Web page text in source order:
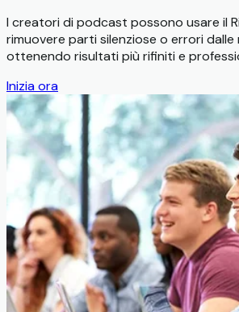
I creatori di podcast possono usare il
rimuovere parti silenziose o errori dalle
ottenendo risultati più rifiniti e
Inizia ora